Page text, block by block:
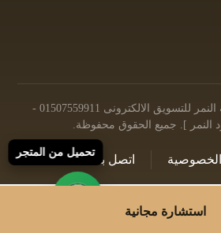
© حقوق النشر [شركه النمر للتسويق الالكترونى 01507559911 -
النمر ]. جميع الحقوق محفوظة.
اتصل بنا
استشارة مجانية
- مهندس محمود النمر
تحميل من المتجر